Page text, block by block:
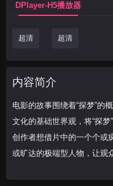
DPlayer-H5播放器
超清 超清
内容简介
电影的故事围绕着“探梦”的
文化的基础世界观，将“探梦
创作者想借片中的一个个或
或旷达的极端型人物，让观